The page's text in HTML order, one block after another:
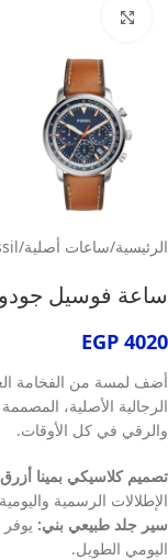
الرئيسية/ساعات أصلية/
ساعة فوسيل
EGP 4020
أضف لمسة من الفخامة
الرجالية الأصلية،
والرقي في كل الأوقات.
تصميم كلاسيكي بمينا
الإطلالات الرسمية
سير جلد طبيعي بني: يوفر
اليومي الطويل.